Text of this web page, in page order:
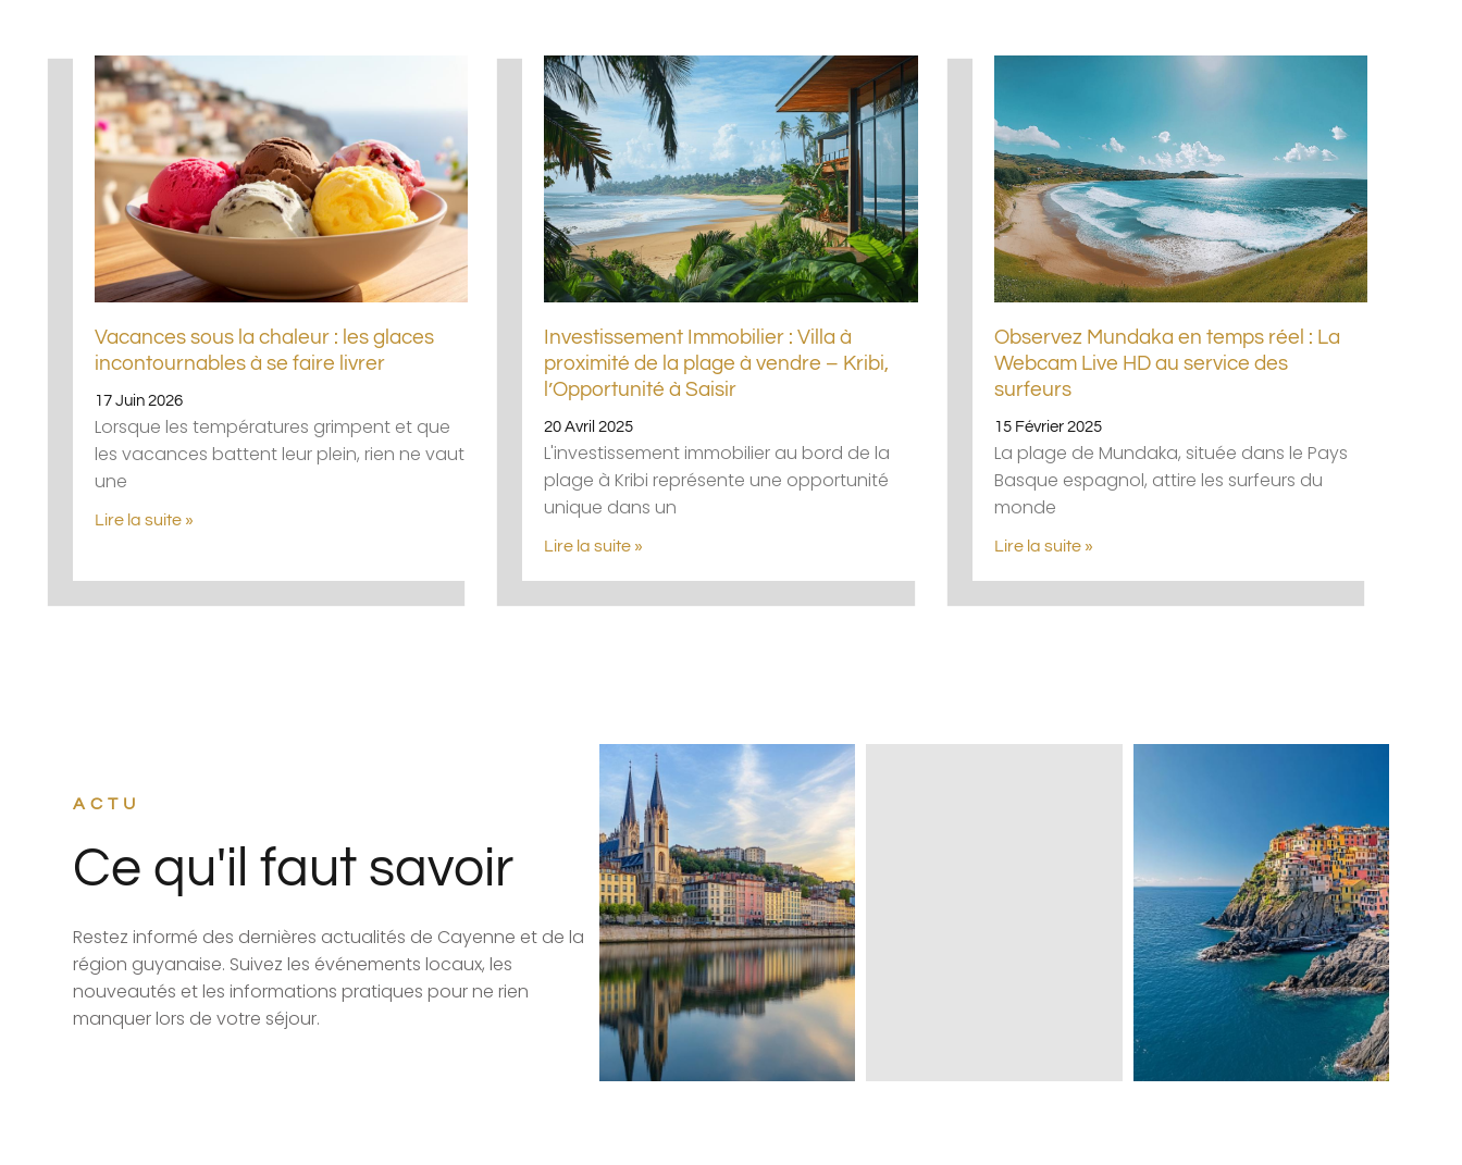
Vacances sous la chaleur : les glaces
incontournables à se faire livrer
17 Juin 2026
Lorsque les températures grimpent et que
les vacances battent leur plein, rien ne vaut
une
Lire la suite »
Investissement Immobilier : Villa à
proximité de la plage à vendre – Kribi,
l’Opportunité à Saisir
20 Avril 2025
L'investissement immobilier au bord de la
plage à Kribi représente une opportunité
unique dans un
Lire la suite »
Observez Mundaka en temps réel : La
Webcam Live HD au service des
surfeurs
15 Février 2025
La plage de Mundaka, située dans le Pays
Basque espagnol, attire les surfeurs du
monde
Lire la suite »
ACTU
Ce qu'il faut savoir
Restez informé des dernières actualités de Cayenne et de la
région guyanaise. Suivez les événements locaux, les
nouveautés et les informations pratiques pour ne rien
manquer lors de votre séjour.